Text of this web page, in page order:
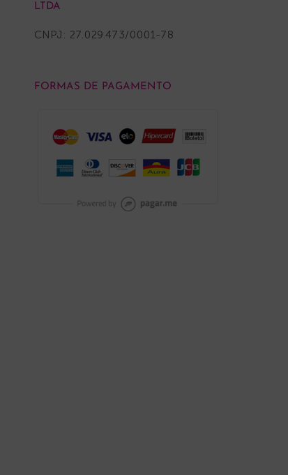
ADICIONAR AO CARRINHO